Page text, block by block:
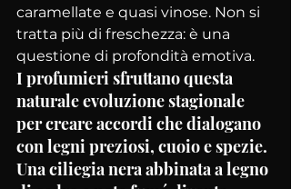
caramellate e quasi vinose. Non si
tratta più di freschezza: è una
questione di profondità emotiva.
I profumieri sfruttano questa
naturale evoluzione stagionale
per creare accordi che dialogano
con legni preziosi, cuoio e spezie.
Una ciliegia nera abbinata a legno